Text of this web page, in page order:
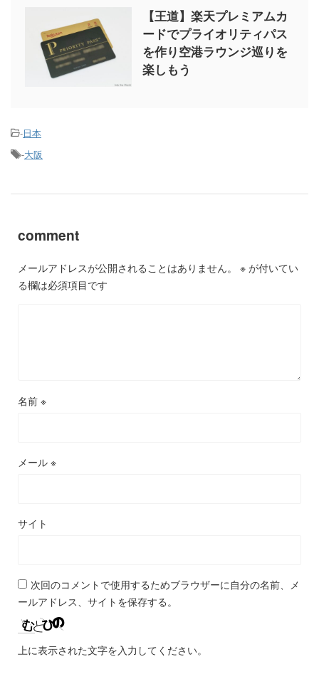
【王道】楽天プレミアムカ
ードでプライオリティパス
を作り空港ラウンジ巡りを
楽しもう
-日本
-大阪
comment
メールアドレスが公開されることはありません。 ※ が付いてい
る欄は必須項目です
名前 ※
メール ※
サイト
次回のコメントで使用するためブラウザーに自分の名前、メ
ールアドレス、サイトを保存する。
上に表示された文字を入力してください。